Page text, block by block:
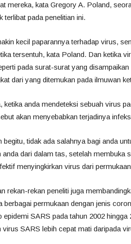
mereka, kata Gregory A. Poland,
terlibat pada penelitian ini.
kecil paparannya terhadap virus,
tersentuh, kata Poland. Dan ketika
pada surat-surat yang
dari yang ditemukan pada ilmuwan
ketika anda mendeteksi sebuah virus
akan menyebabkan terjadinya
begitu, tidak ada salahnya bagi anda
anda dari dalam tas, setelah
menyingkirkan virus dari
rekan-rekan peneliti juga
berbagai permukaan dengan jenis
epidemi SARS pada tahun 2002
virus SARS lebih cepat mati daripada